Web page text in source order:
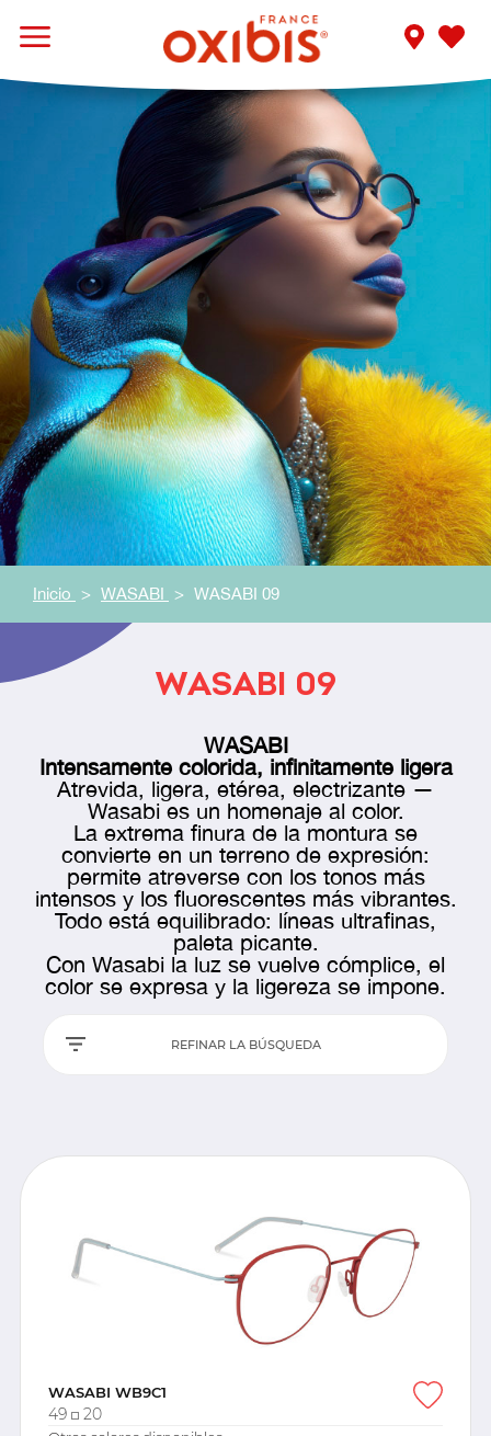
Inicio WASABI WASABI 09
WASABI 09
WASABI
Intensamente colorida, infinitamente ligera
Atrevida, ligera, etérea, electrizante —
Wasabi es un homenaje al color.
La extrema finura de la montura se
convierte en un terreno de expresión:
permite atreverse con los tonos más
intensos y los fluorescentes más vibrantes.
Todo está equilibrado: líneas ultrafinas,
paleta picante.
Con Wasabi la luz se vuelve cómplice, el
color se expresa y la ligereza se impone.
REFINAR LA BÚSQUEDA
WASABI WB9C1
49 20